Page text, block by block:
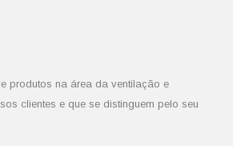
produtos na área da ventilação e
clientes e que se distinguem pelo seu